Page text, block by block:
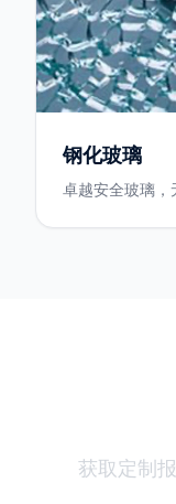
钢化玻璃
卓越安全玻璃，
获取定制